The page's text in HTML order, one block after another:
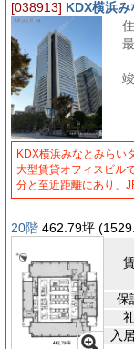
[038913] KDX横浜
KDX横浜みなとみらい
大型賃貸オフィスビル
分と至近距離にあり、
20階 462.79坪
保
入